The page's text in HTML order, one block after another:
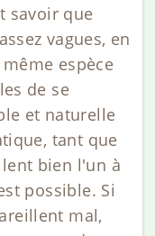
savoir que
vagues, en
espèce
de se
et naturelle
tant que
bien l'un à
possible. Si
mal,